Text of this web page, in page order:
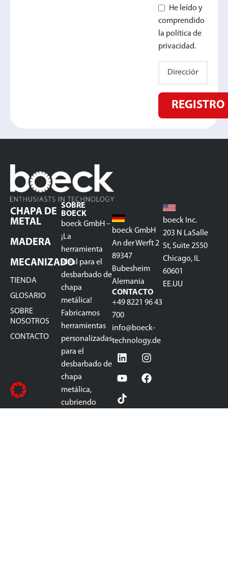
He leído y
comprendido
la política de
privacidad.
REGISTRO
CHAPA DE
METAL
MADERA
MECANIZADO
TIENDA
GLOSARIO
SOBRE
NOSOTROS
CONTACTO
SOBRE
BOECK
boeck GmbH –
¡La
herramienta
ideal para el
desbarbado de
chapa
metálica!
Fabricamos
herramientas
personalizadas
para el
desbarbado de
chapa
metálica,
cubriendo
boeck GmbH
An der Werft 2
89347
Bubesheim
Alemania
CONTACTO
+49 8221 96 43
700
info@boeck-
technology.de
boeck Inc.
203 N LaSalle
St, Suite 2550
Chicago, IL
60601
EE.UU